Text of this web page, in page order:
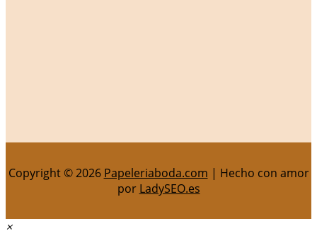
Copyright © 2026 Papeleriaboda.com | Hecho con amor
por LadySEO.es
×